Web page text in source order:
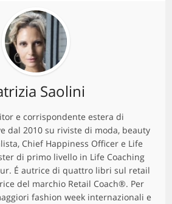
Saolini
e corrispondente estera di
dal 2010 su riviste di moda, beauty
Chief Happiness Officer e Life
di primo livello in Life Coaching
É autrice di quattro libri sul retail
del marchio Retail Coach®. Per
fashion week internazionali e